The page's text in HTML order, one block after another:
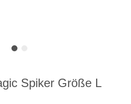
Spiker Größe L